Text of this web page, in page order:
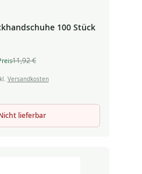
100 Stück
11,92 €
Versandkosten
lieferbar